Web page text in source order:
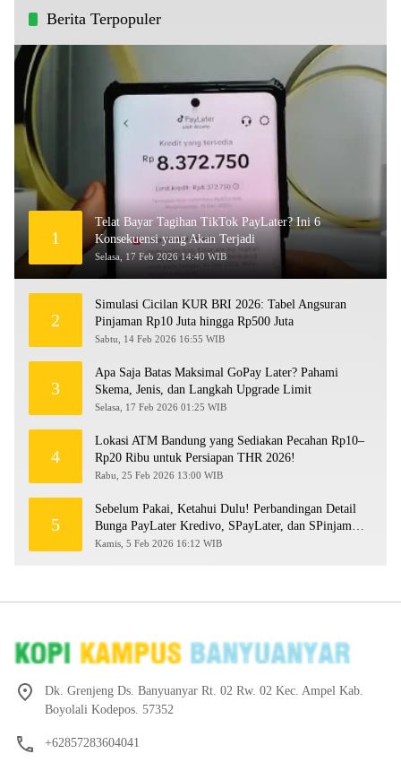
Berita Terpopuler
1
Telat Bayar Tagihan TikTok PayLater? Ini 6
Konsekuensi yang Akan Terjadi
Selasa, 17 Feb 2026 14:40 WIB
2
Simulasi Cicilan KUR BRI 2026: Tabel Angsuran
Pinjaman Rp10 Juta hingga Rp500 Juta
Sabtu, 14 Feb 2026 16:55 WIB
3
Apa Saja Batas Maksimal GoPay Later? Pahami
Skema, Jenis, dan Langkah Upgrade Limit
Selasa, 17 Feb 2026 01:25 WIB
4
Lokasi ATM Bandung yang Sediakan Pecahan Rp10–
Rp20 Ribu untuk Persiapan THR 2026!
Rabu, 25 Feb 2026 13:00 WIB
5
Sebelum Pakai, Ketahui Dulu! Perbandingan Detail
Bunga PayLater Kredivo, SPayLater, dan SPinjam
2026
Kamis, 5 Feb 2026 16:12 WIB
Dk. Grenjeng Ds. Banyuanyar Rt. 02 Rw. 02 Kec. Ampel Kab.
Boyolali Kodepos. 57352
+62857283604041